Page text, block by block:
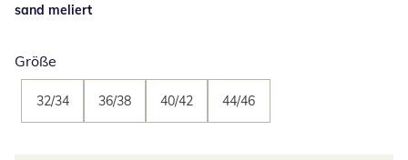
sand meliert
Größe
32/34 36/38 40/42 44/46